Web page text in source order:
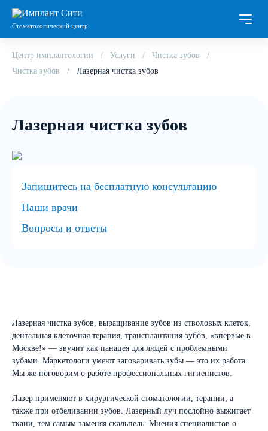
Стоматологический центр
Центр имплантологии Услуги
Чистка зубов
Чистка зубов
Лазерная чистка зубов
Лазерная чистка зубов
Запишитесь на бесплатную консультацию
Наши врачи
Вопросы и ответы
Лазерная чистка зубов, выращивание зубов из стволовых клеток,
дентальная клеточная терапия, трансплантация зубов, «впервые в
Москве!» — звучит как панацея для людей с проблемными
зубами. Маркетологи умеют заговаривать зубы — это их работа.
Мы же поговорим о работе профессиональных гигиенистов.
Лазер применяют в хирургической стоматологии, терапии, а
также при отбеливании зубов. Лазерный луч послойно выжигает
ткани, тем самым заменяя скальпель. Мнения специалистов о